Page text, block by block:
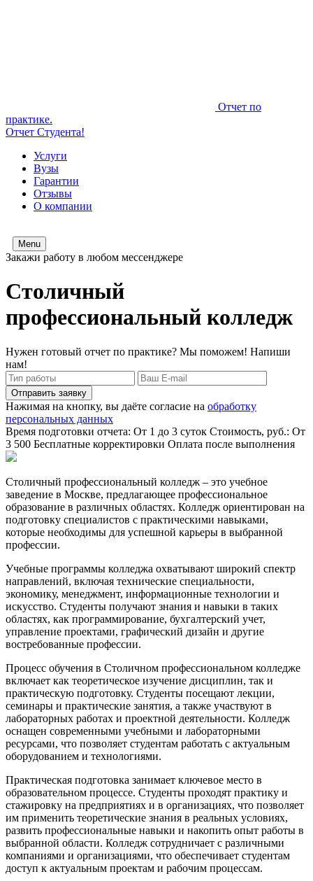
Отчет по
практике.
Отчет Студента!
Услуги
Вузы
Гарантии
Отзывы
О компании
Menu
Закажи работу в любом мессенджере
Столичный
профессиональный колледж
Нужен готовый отчет по практике? Мы поможем! Напиши
нам!
Отправить заявку
Нажимая на кнопку, вы даёте согласие на обработку
персональных данных
Время подготовки отчета: От 1 до 3 суток Стоимость, руб.: От
3 500 Бесплатные корректировки Оплата после выполнения
Столичный профессиональный колледж – это учебное
заведение в Москве, предлагающее профессиональное
образование в различных областях. Колледж ориентирован на
подготовку специалистов с практическими навыками,
которые необходимы для успешной карьеры в выбранной
профессии.
Учебные программы колледжа охватывают широкий спектр
направлений, включая технические специальности,
экономику, менеджмент, информационные технологии и
искусство. Студенты получают знания и навыки в таких
областях, как программирование, бухгалтерский учет,
управление проектами, графический дизайн и другие
востребованные профессии.
Процесс обучения в Столичном профессиональном колледже
включает как теоретическое изучение дисциплин, так и
практическую подготовку. Студенты посещают лекции,
семинары и практические занятия, а также участвуют в
лабораторных работах и проектной деятельности. Колледж
оснащен современными учебными и лабораторными
ресурсами, что позволяет студентам работать с актуальным
оборудованием и технологиями.
Практическая подготовка занимает ключевое место в
образовательном процессе. Студенты проходят практику и
стажировку на предприятиях и в организациях, что позволяет
им применить теоретические знания в реальных условиях,
развить профессиональные навыки и накопить опыт работы в
выбранной области. Колледж сотрудничает с различными
компаниями и организациями, что обеспечивает студентам
доступ к актуальным проектам и рабочим процессам.